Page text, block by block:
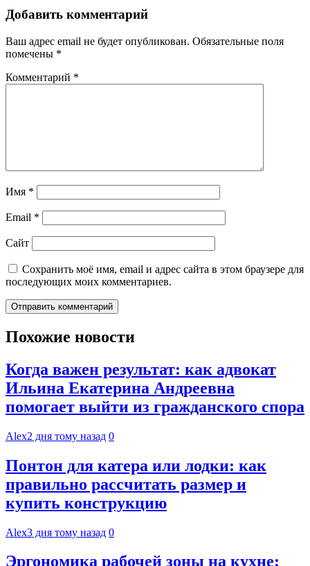
Добавить комментарий
Ваш адрес email не будет опубликован. Обязательные поля
помечены *
Комментарий *
Имя *
Email *
Сайт
Сохранить моё имя, email и адрес сайта в этом браузере для
последующих моих комментариев.
Похожие новости
Когда важен результат: как адвокат
Ильина Екатерина Андреевна
помогает выйти из гражданского спора
Alex2 дня тому назад 0
Понтон для катера или лодки: как
правильно рассчитать размер и
купить конструкцию
Alex3 дня тому назад 0
Эргономика рабочей зоны на кухне: